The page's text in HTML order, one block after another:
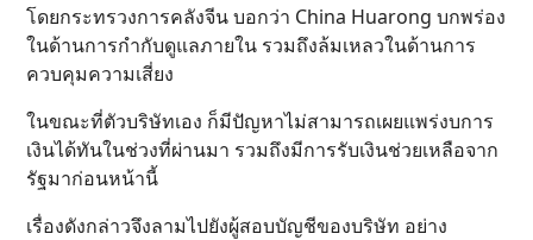
โดยกระทรวงการคลังจีน บอกว่า China Huarong บกพร่อง
ในด้านการกำกับดูแลภายใน รวมถึงล้มเหลวในด้านการ
ควบคุมความเสี่ยง
ในขณะที่ตัวบริษัทเอง ก็มีปัญหาไม่สามารถเผยแพร่งบการ
เงินได้ทันในช่วงที่ผ่านมา รวมถึงมีการรับเงินช่วยเหลือจาก
รัฐมาก่อนหน้านี้
เรื่องดังกล่าวจึงลามไปยังผู้สอบบัญชีของบริษัท อย่าง